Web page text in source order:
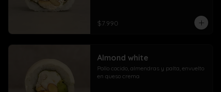
$7.990
Almond white
Pollo cocido, almendras y palta, envuelto
en queso crema